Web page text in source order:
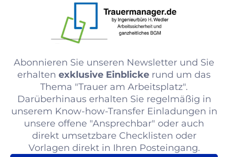
Abonnieren Sie unseren Newsletter und Sie
erhalten exklusive Einblicke rund um das
Thema "Trauer am Arbeitsplatz".
Darüberhinaus erhalten Sie regelmäßig in
unserem Know-how-Transfer Einladungen in
unsere offene "Ansprechbar" oder auch
direkt umsetzbare Checklisten oder
Vorlagen direkt in Ihren Posteingang.